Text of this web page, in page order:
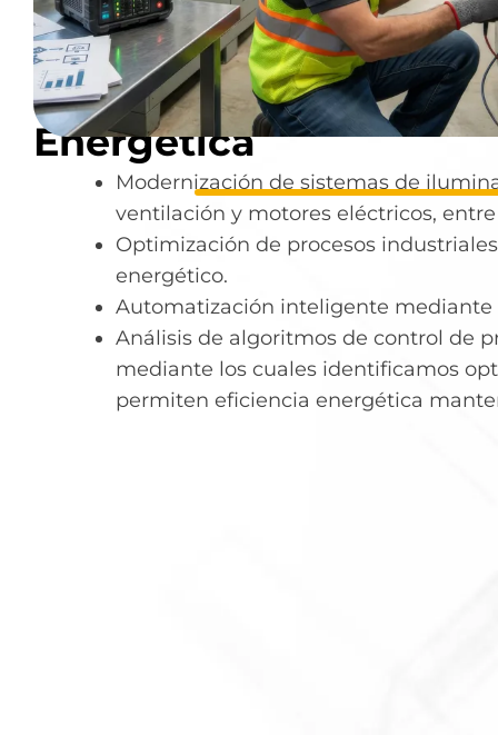
Diseño e
Proyectos de
Energética
Modernización de sistemas de
ventilación y motores eléctricos,
Optimización de procesos
energético.
Automatización inteligente mediante
Análisis de algoritmos de control de
mediante los cuales identificamos
permiten eficiencia energética